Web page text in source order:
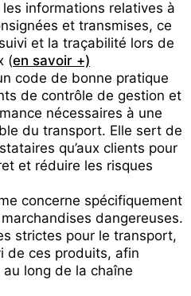
informations relatives à
et transmises, ce
et la traçabilité lors de
(en savoir +)
code de bonne pratique
de contrôle de gestion et
nécessaires à une
du transport. Elle sert de
qu’aux clients pour
et réduire les risques
concerne spécifiquement
dangereuses.
strictes pour le transport,
de ces produits, afin
long de la chaîne